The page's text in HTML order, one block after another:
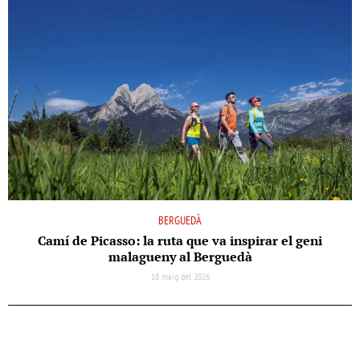
BERGUEDÀ
Camí de Picasso: la ruta que va inspirar el geni
malagueny al Berguedà
18 maig del 2026